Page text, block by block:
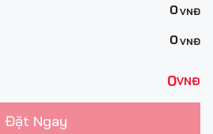
0VNĐ
0VNĐ
0VNĐ
Đặt Ngay